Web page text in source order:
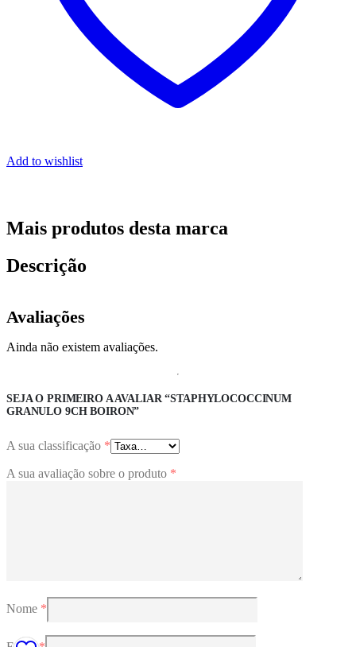
Add to wishlist
Mais produtos desta marca
Descrição
Avaliações
Ainda não existem avaliações.
SEJA O PRIMEIRO A AVALIAR “STAPHYLOCOCCINUM
GRANULO 9CH BOIRON”
A sua classificação *
A sua avaliação sobre o produto *
Nome *